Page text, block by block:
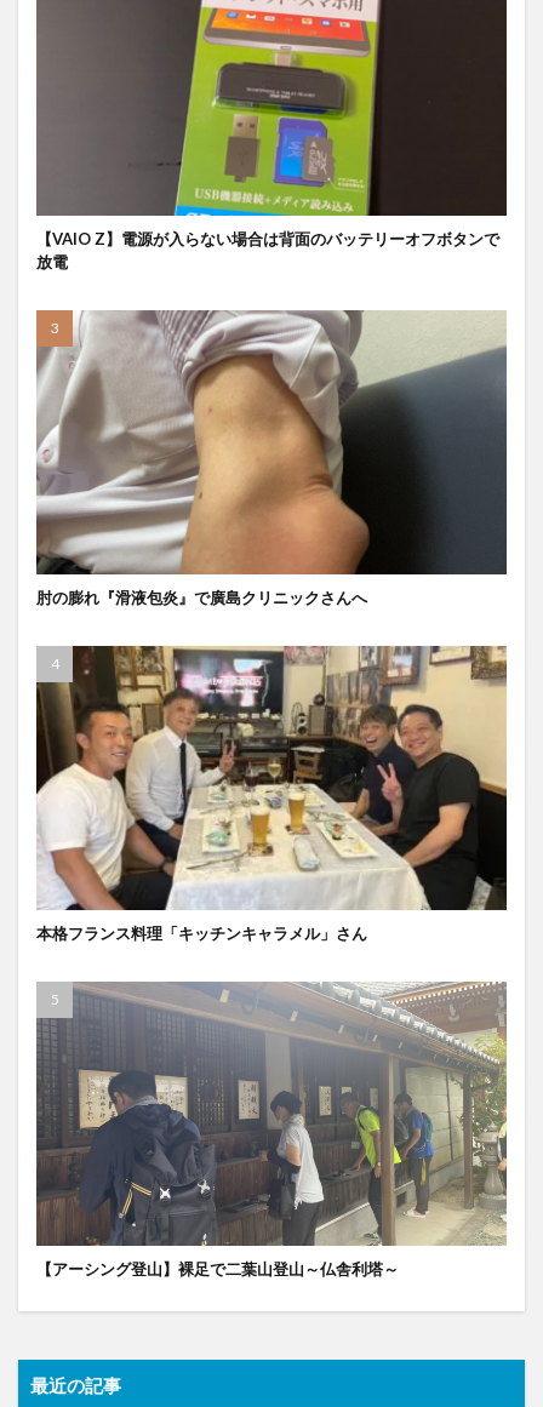
【VAIO Z】電源が入らない場合は背面のバッテリーオフボタンで
放電
肘の膨れ『滑液包炎』で廣島クリニックさんへ
本格フランス料理「キッチンキャラメル」さん
【アーシング登山】裸足で二葉山登山～仏舎利塔～
最近の記事